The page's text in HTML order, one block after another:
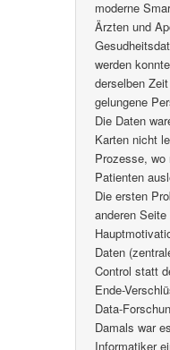
moderne
Ärzten und
werden
derselben
gelungene
Die Daten
Karten nicht
Prozesse, wo
Patienten
Die ersten
anderen
Daten
Control statt
Ende-
Data-
Damals war
Informatiker